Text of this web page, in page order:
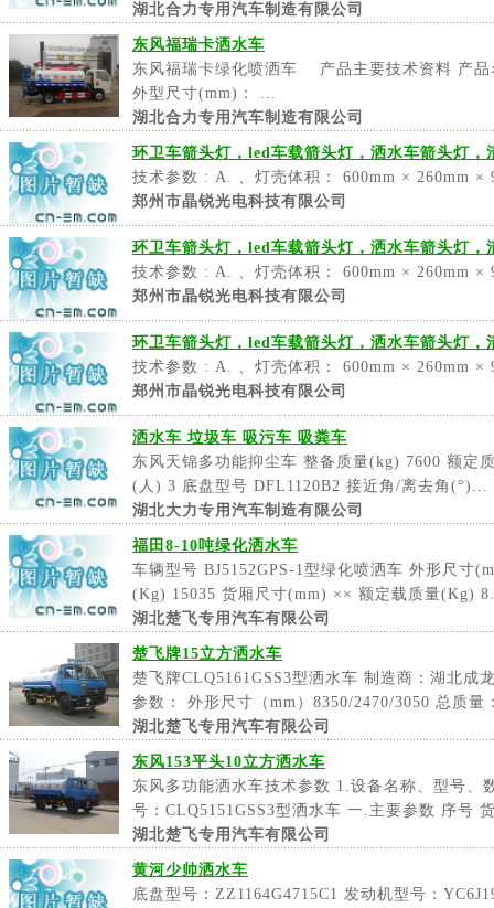
湖北合力专用汽车制造有限公司
东风福瑞卡洒水车
东风福瑞卡绿化喷洒车 产品主要技术资料 产品
外型尺寸(mm)： ...
湖北合力专用汽车制造有限公司
环卫车箭头灯，led车载箭头灯，洒水车箭头灯，
技术参数 : A. 、灯壳体积： 600mm × 260mm ×
郑州市晶锐光电科技有限公司
环卫车箭头灯，led车载箭头灯，洒水车箭头灯，
技术参数 : A. 、灯壳体积： 600mm × 260mm ×
郑州市晶锐光电科技有限公司
环卫车箭头灯，led车载箭头灯，洒水车箭头灯，
技术参数 : A. 、灯壳体积： 600mm × 260mm ×
郑州市晶锐光电科技有限公司
洒水车 垃圾车 吸污车 吸粪车
东风天锦多功能抑尘车 整备质量(kg) 7600 额定
(人) 3 底盘型号 DFL1120B2 接近角/离去角(°)...
湖北大力专用汽车制造有限公司
福田8-10吨绿化洒水车
车辆型号 BJ5152GPS-1型绿化喷洒车 外形尺寸
(Kg) 15035 货厢尺寸(mm) ×× 额定载质量(Kg)
湖北楚飞专用汽车有限公司
楚飞牌15立方洒水车
楚飞牌CLQ5161GSS3型洒水车 制造商：湖北成
参数： 外形尺寸（mm）8350/2470/3050 总质量
湖北楚飞专用汽车有限公司
东风153平头10立方洒水车
东风多功能洒水车技术参数 1.设备名称、型号、
号：CLQ5151GSS3型洒水车 一.主要参数 序号
湖北楚飞专用汽车有限公司
黄河少帅洒水车
底盘型号：ZZ1164G4715C1 发动机型号：